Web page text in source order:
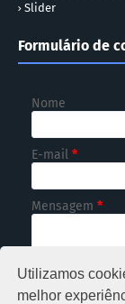
Utilizamos
melhor
Slider
Formulário de
Nome
E-mail *
Mensagem *